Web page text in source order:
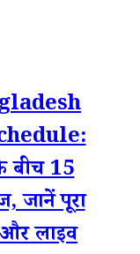
बीच 15
जानें पूरा
लाइव